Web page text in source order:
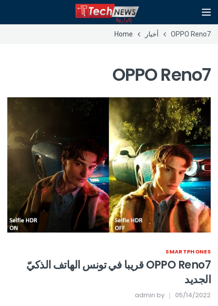
OPPO Reno7 أخبار Home
OPPO Reno7
SMARTPHONES
OPPO Reno7 قريبا في تونس الهاتف الذكيّ
الجديد
05/14/2022
admin